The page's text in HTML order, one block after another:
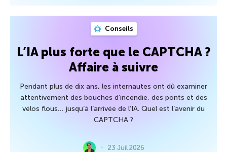
Conseils
L’IA plus forte que le CAPTCHA ?
Affaire à suivre
Pendant plus de dix ans, les internautes ont dû examiner
attentivement des bouches d’incendie, des ponts et des
vélos flous… jusqu’à l’arrivée de l’IA. Quel est l’avenir du
CAPTCHA ?
23 Juil 2026